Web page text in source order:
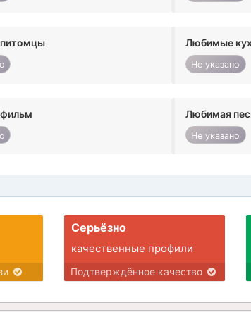
Любимые
Не указано
Любимая
Не указано
Серьёзно
качественные профили
Подтверждённое качество